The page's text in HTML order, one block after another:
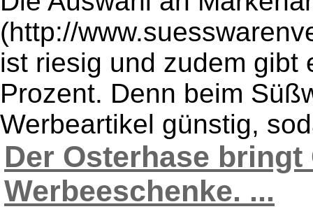
(http://
ist riesig und zudem gibt
Prozent. Denn beim
Werbeartikel günstig,
Der Osterhase
Werbeeschenke. ...